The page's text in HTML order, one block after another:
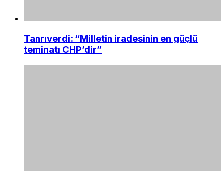
Tanrıverdi: “Milletin iradesinin en güçlü
teminatı CHP’dir”